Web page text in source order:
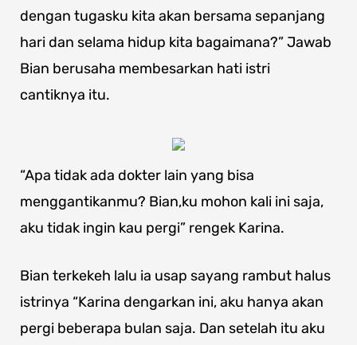
dengan tugasku kita akan bersama sepanjang
hari dan selama hidup kita bagaimana?” Jawab
Bian berusaha membesarkan hati istri
cantiknya itu.
“Apa tidak ada dokter lain yang bisa
menggantikanmu? Bian,ku mohon kali ini saja,
aku tidak ingin kau pergi” rengek Karina.
Bian terkekeh lalu ia usap sayang rambut halus
istrinya “Karina dengarkan ini, aku hanya akan
pergi beberapa bulan saja. Dan setelah itu aku